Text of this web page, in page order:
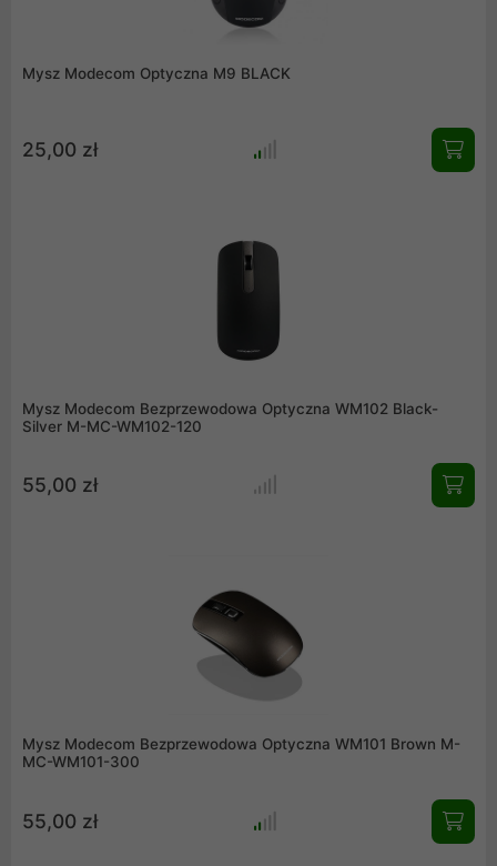
Mysz Modecom Optyczna M9 BLACK
25,00 zł
Mysz Modecom Bezprzewodowa Optyczna WM102 Black-
Silver M-MC-WM102-120
55,00 zł
Mysz Modecom Bezprzewodowa Optyczna WM101 Brown M-
MC-WM101-300
55,00 zł